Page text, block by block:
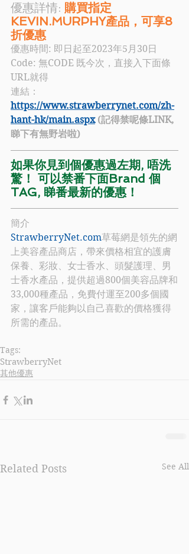
優惠詳情: 購買指定
KEVIN.MURPHY產品，可享8
折優惠
優惠時間: 即日起至2023年5月30日
Code: 無CODE 既今次，直接入下面條
URL就得
連結：
https://www.strawberrynet.com/zh-
hant-hk/main.aspx (記得禁呢條LINK,
睇下有無野岩啦)
如果你見到個優惠過左期, 唔洗
驚！ 可以禁番下面Brand 個
TAG, 睇番最新的優惠！
簡介
StrawberryNet.com草莓網是領先的網
上美容產品商店，帶來價格相宜的護膚
保養、彩妝、女士香水、頭髮護理、男
士香水產品，提供超過800個美容品牌和
33,000種產品，免費付運至200多個國
家，讓客戶能夠以自己喜歡的價格獲得
所需的產品。
Tags:
StrawberryNet
其他優惠
Related Posts See All